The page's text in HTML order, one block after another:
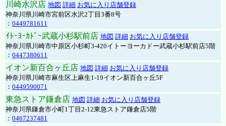
川崎水沢店 地図 詳細 お気に入り店舗登録
神奈川県川崎市宮前区水沢2丁目3番8号
： 0449781611
ｲﾄｰﾖｰｶﾄﾞｰ武蔵小杉駅前店 地図 詳細 お気に入り店舗登録
神奈川県川崎市中原区小杉町3-420イトーヨーカドー武蔵小杉駅前店5階
： 0447380611
イオン新百合ヶ丘店 地図 詳細 お気に入り店舗登録
神奈川県川崎市麻生区上麻生1-19イオン新百合ヶ丘5F
： 0449590071
東急ストア鎌倉店 地図 詳細 お気に入り店舗登録
神奈川県鎌倉市小町1丁目2-12東急ストア鎌倉店5階
： 0467237481